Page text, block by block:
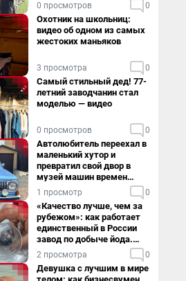
0 просмотров 0
Охотник на школьниц:
видео об одном из самых
жестоких маньяков
3 просмотра 0
Самый стильный дед! 77-
летний заводчанин стал
моделью — видео
0 просмотров 0
Автолюбитель переехал в
маленький хутор и
превратил свой двор в
музей машин времен
СССР. Видео
1 просмотр 0
«Качество лучше, чем за
рубежом»: как работает
единственный в России
завод по добыче йода.
Видео
2 просмотра 0
Девушка с лучшим в мире